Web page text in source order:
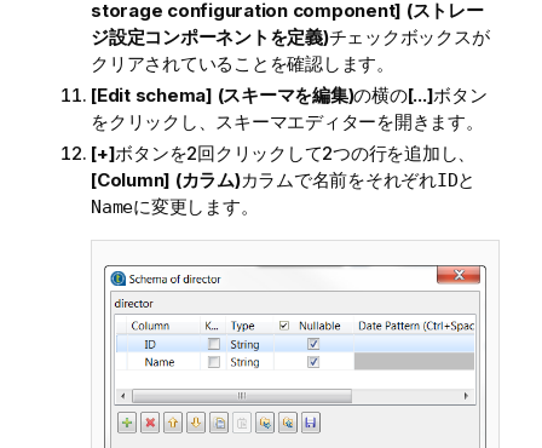
storage configuration component] (ストレー
ジ設定コンポーネントを定義)チェックボックスが
クリアされていることを確認します。
[Edit schema] (スキーマを編集)の横の[...]ボタン
をクリックし、スキーマエディターを開きます。
[+]ボタンを2回クリックして2つの行を追加し、
[Column] (カラム)カラムで名前をそれぞれIDと
Nameに変更します。